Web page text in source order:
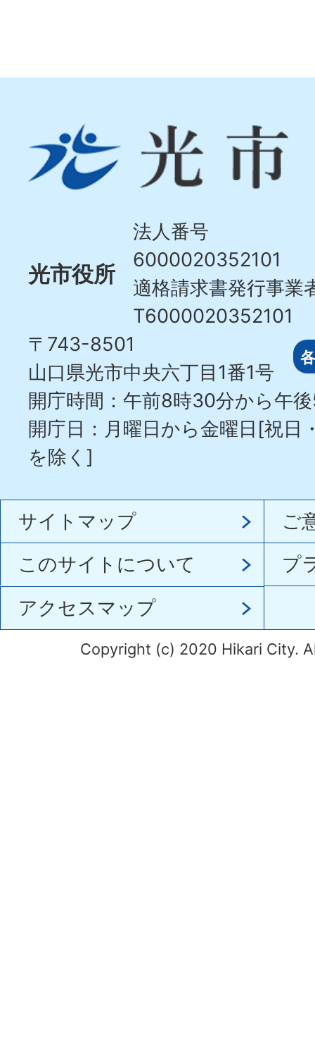
市
Hikari
光市役所
法人番号
6000020352101
適格請求書発行事業
T6000020352101
〒743-8501
山口県光市中央六丁目1番1号
開庁時間：午前8時30分から午
開庁日：月曜日から金曜日[祝日
を除く]
サイトマップ
ご
このサイトについて
プ
アクセスマップ
Copyright (c) 2020 Hikari City.